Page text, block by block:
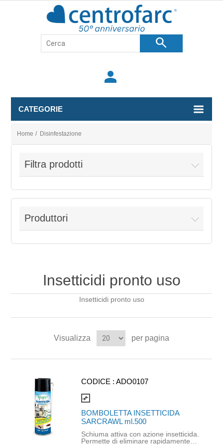
search
person
CATEGORIE
Home / Disinfestazione
Filtra prodotti
Produttori
Insetticidi pronto uso
Insetticidi pronto uso
Visualizza per pagina
CODICE :ADO0107
compare_arrows
BOMBOLETTA INSETTICIDA
SARCRAWL ml.500
Schiuma attiva con azione insetticida.
Permette di eliminare rapidamente